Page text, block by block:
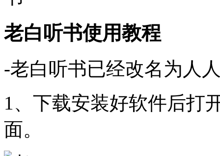
老白听书使用教程
-老白听书已经改名为人
1、下载安装好软件后打
面。